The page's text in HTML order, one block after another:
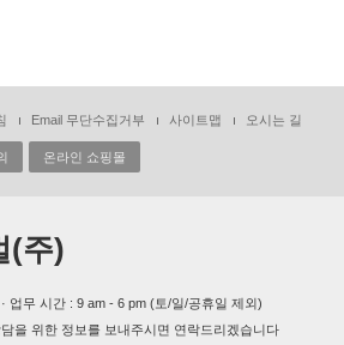
Email 무단수집거부 사이트맵 오시는 길
온라인 쇼핑몰
(주)
업무 시간 : 9 am - 6 pm (토/일/공휴일 제외)
을 위한 정보를 보내주시면 연락드리겠습니다